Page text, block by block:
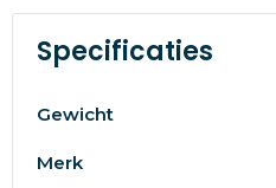
Specificaties
Gewicht
Merk